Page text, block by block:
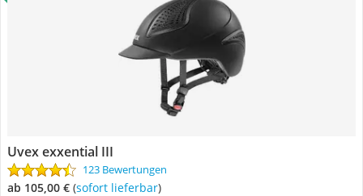
Uvex exxential III
123 Bewertungen
ab 105,00 € ( Sofort lieferbar)